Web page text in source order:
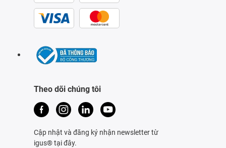
Theo dõi chúng tôi
Cập nhật và đăng ký nhận newsletter từ
igus® tại đây.